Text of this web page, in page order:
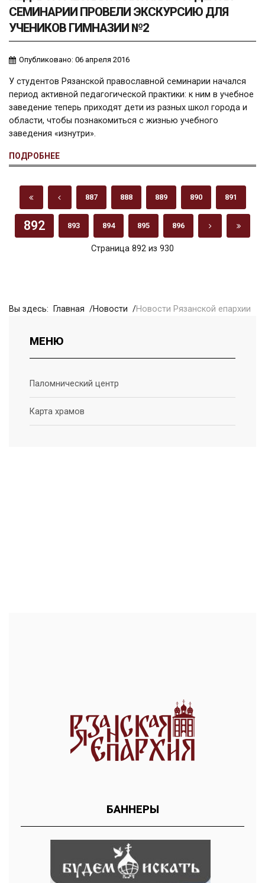
СЕМИНАРИИ ПРОВЕЛИ ЭКСКУРСИЮ ДЛЯ
УЧЕНИКОВ ГИМНАЗИИ №2
Опубликовано: 06 апреля 2016
У студентов Рязанской православной семинарии начался
период активной педагогической практики: к ним в учебное
заведение теперь приходят дети из разных школ города и
области, чтобы познакомиться с жизнью учебного
заведения «изнутри».
ПОДРОБНЕЕ
Страница 892 из 930
887 888 889 890 891
892 893 894 895 896
Вы здесь: Главная Новости Новости Рязанской епархии
МЕНЮ
Паломнический центр
Карта храмов
БАННЕРЫ